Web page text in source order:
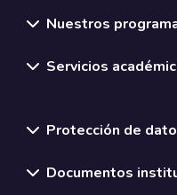
Nuestros
Servicios
Protección de
Documentos